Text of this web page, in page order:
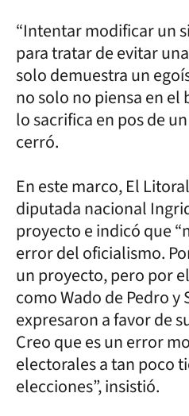
“Intentar modificar un
para tratar de evitar
solo demuestra un
no solo no piensa en
lo sacrifica en pos de
cerró.
En este marco, El
diputada nacional
proyecto e indicó que
error del oficialismo.
un proyecto, pero por
como Wado de Pedro y
expresaron a favor de
Creo que es un error
electorales a tan poco
elecciones”, insistió.